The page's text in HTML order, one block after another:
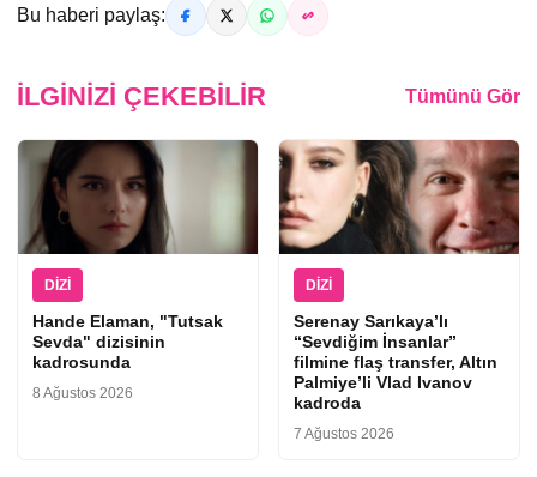
Bu haberi paylaş:
İLGINIZI ÇEKEBILIR Tümünü Gör
DIZI
Hande Elaman, "Tutsak
Sevda" dizisinin
kadrosunda
8 Ağustos 2026
DIZI
Serenay Sarıkaya’lı
“Sevdiğim İnsanlar”
filmine flaş transfer, Altın
Palmiye’li Vlad Ivanov
kadroda
7 Ağustos 2026